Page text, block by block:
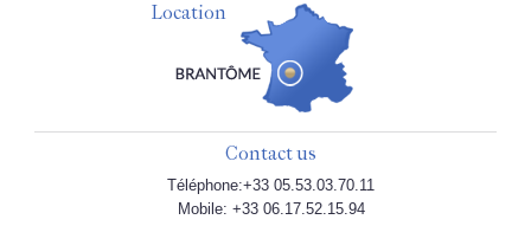
Location
Contact us
Téléphone:+33 05.53.03.70.11
Mobile: +33 06.17.52.15.94